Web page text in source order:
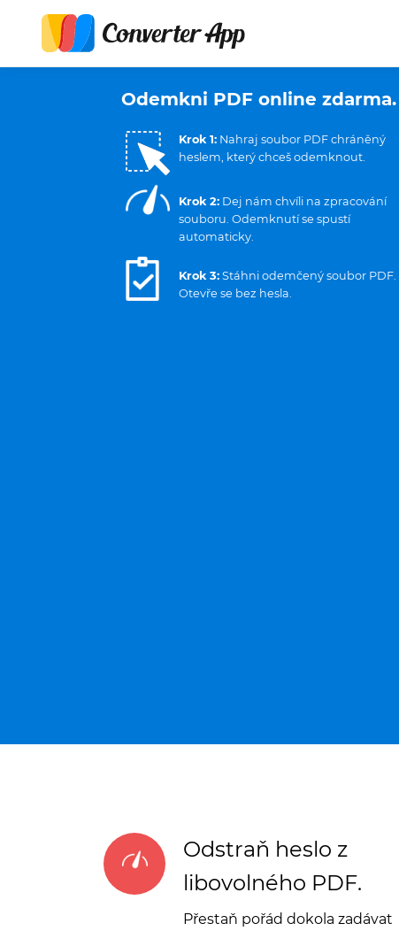
Odemkni PDF online zdarma.
Krok 1: Nahraj soubor PDF chráněný
heslem, který chceš odemknout.
Krok 2: Dej nám chvíli na zpracování
souboru. Odemknutí se spustí
automaticky.
Krok 3: Stáhni odemčený soubor PDF.
Otevře se bez hesla.
Odstraň heslo z
libovolného PDF.
Přestaň pořád dokola zadávat